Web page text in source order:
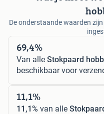
De onderstaande waarden
69,4%
Van alle Stokpaard
beschikbaar voor
11,1%
11,1% van alle